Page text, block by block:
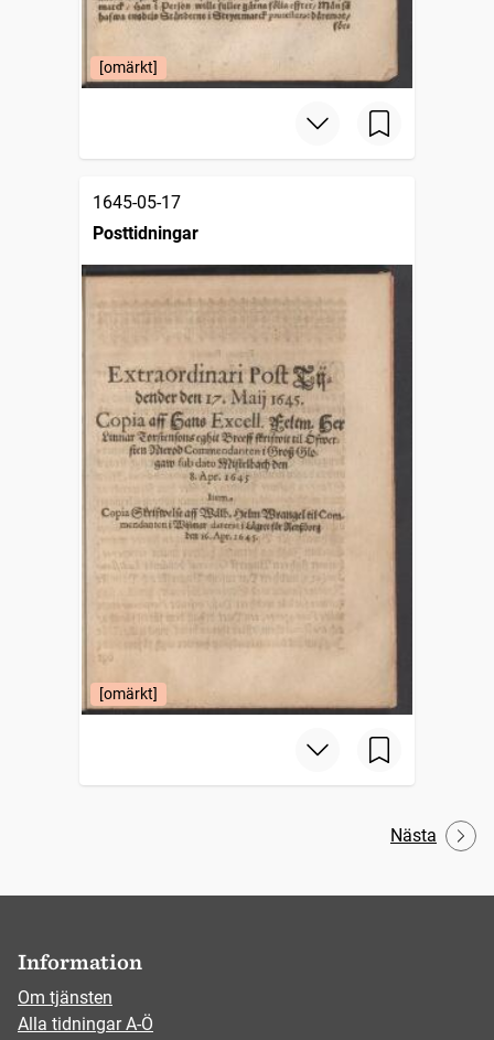
[omärkt]
1645-05-17
Posttidningar
[omärkt]
Nästa
Information
Om tjänsten
Alla tidningar A-Ö